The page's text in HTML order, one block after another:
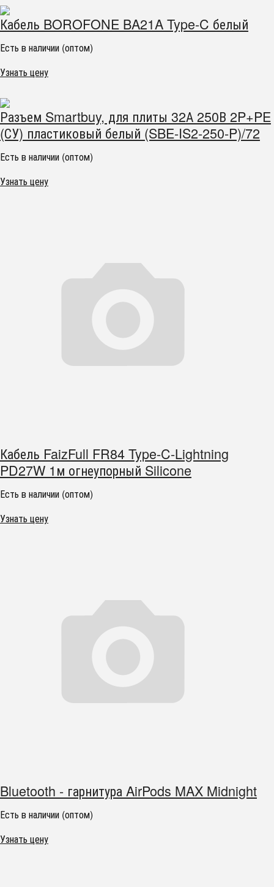
Кабель BOROFONE BA21A Type-C белый
Есть в наличии (оптом)
Узнать цену
Разъем Smartbuy, для плиты 32А 250В 2P+PE
(СУ) пластиковый белый (SBE-IS2-250-P)/72
Есть в наличии (оптом)
Узнать цену
Кабель FaizFull FR84 Type-C-Lightning
PD27W 1м огнеупорный Silicone
Есть в наличии (оптом)
Узнать цену
Bluetooth - гарнитура AirPods MAX Midnight
Есть в наличии (оптом)
Узнать цену